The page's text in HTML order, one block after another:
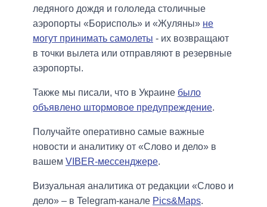
ледяного дождя и гололеда столичные
аэропорты «Борисполь» и «Жуляны» не
могут принимать самолеты - их возвращают
в точки вылета или отправляют в резервные
аэропорты.
Также мы писали, что в Украине было
объявлено штормовое предупреждение.
Получайте оперативно самые важные
новости и аналитику от «Слово и дело» в
вашем VIBER-мессенджере.
Визуальная аналитика от редакции «Слово и
дело» – в Telegram-канале Pics&Maps.